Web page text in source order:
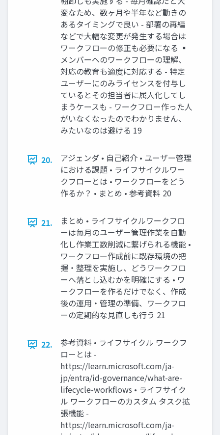
変なため、数ヶ月や半年など動きの
あるタイミングで良い - 部署の再編
などで大幅な変更が発生する場合は
ワークフローの修正も必要になる ▪
メンバーへのワークフローの理解、
対応の教育も適度に対応する - 特定
ユーザーにのみライセンスを付与し
ているとその担当者に属人化してし
まうケースも - ワークフロー作った人
がいなくなったのでわかりません、
みたいなのは避ける 19
20.
アジェンダ • 自己紹介 • ユーザー管理
における課題 • ライフサイクルワー
クフローとは • ワークフローをどう
作るか？ • まとめ • 参考資料 20
21.
まとめ • ライフサイクルワークフロ
ーは毎月のユーザー管理作業を自動
化し作業工数削減に繋げられる機能 •
ワークフロー作成前に既存環境の把
握・整理を実施し、どうワークフロ
ーへ落とし込むかを明確にする • ワ
ークフローを作るだけでなく、作成
後の運用・管理の準備、ワークフロ
ーの定期的な見直しも行う 21
22.
参考資料 • ライフサイクル ワークフ
ローとは -
https://learn.microsoft.com/ja-
jp/entra/id-governance/what-are-
lifecycle-workflows • ライフサイク
ル ワークフローのカスタム タスク拡
張機能 -
https://learn.microsoft.com/ja-